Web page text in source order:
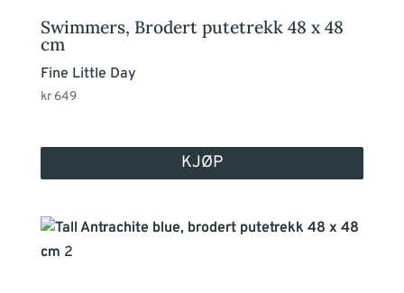
Swimmers, Brodert putetrekk 48 x 48
cm
Fine Little Day
kr649
KJØP